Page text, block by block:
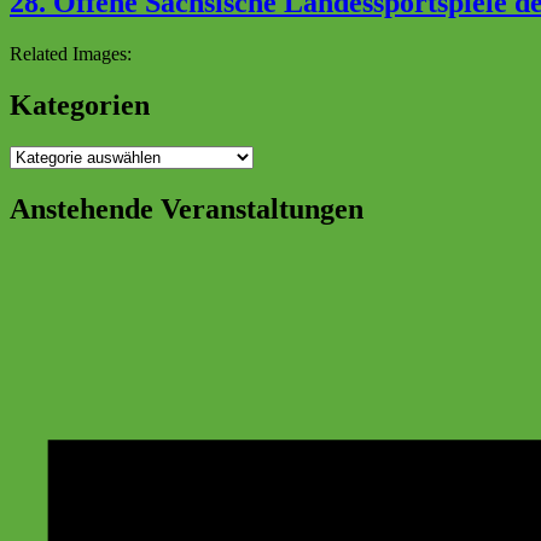
Related Images:
Kategorien
Kategorien
Anstehende Veranstaltungen